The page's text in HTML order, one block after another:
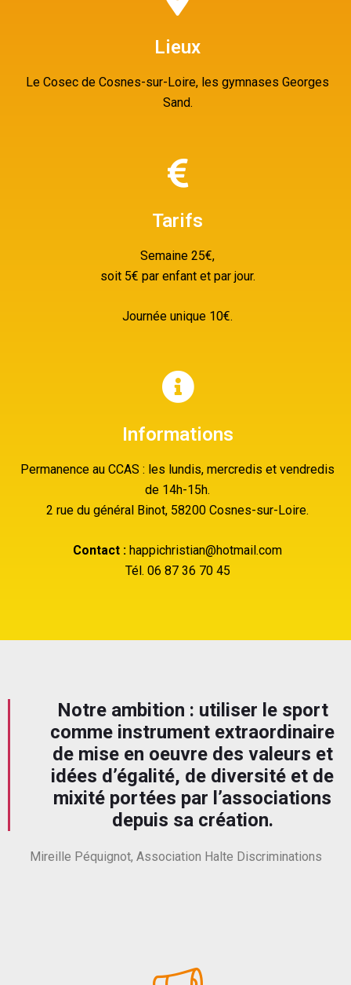
Lieux
Le Cosec de Cosnes-sur-Loire, les gymnases Georges
Sand.
Tarifs
Semaine 25€,
soit 5€ par enfant et par jour.
Journée unique 10€.
Informations
Permanence au CCAS : les lundis, mercredis et vendredis
de 14h-15h.
2 rue du général Binot, 58200 Cosnes-sur-Loire.
Contact : happichristian@hotmail.com
Tél. 06 87 36 70 45
Notre ambition : utiliser le sport
comme instrument extraordinaire
de mise en oeuvre des valeurs et
idées d’égalité, de diversité et de
mixité portées par l’associations
depuis sa création.
Mireille Péquignot, Association Halte Discriminations